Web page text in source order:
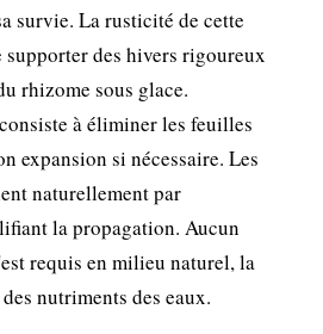
survie. La rusticité de cette
supporter des hivers rigoureux
rhizome sous glace.
à éliminer les feuilles
expansion si nécessaire. Les
naturellement par
la propagation. Aucun
requis en milieu naturel, la
nutriments des eaux.